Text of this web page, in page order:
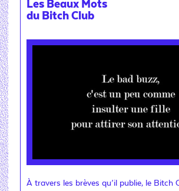
Les Beaux Mots
du Bitch Club
À travers les brèves qu’il publie, le Bitch